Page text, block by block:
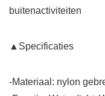
buitenactiviteiten
▲Specificaties
-Materiaal: nylon